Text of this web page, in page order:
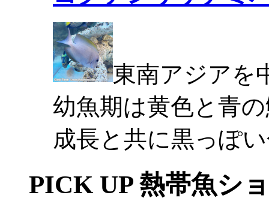
東南アジアを
幼魚期は黄色と青
成長と共に黒っぽ
PICK UP 熱帯魚シ